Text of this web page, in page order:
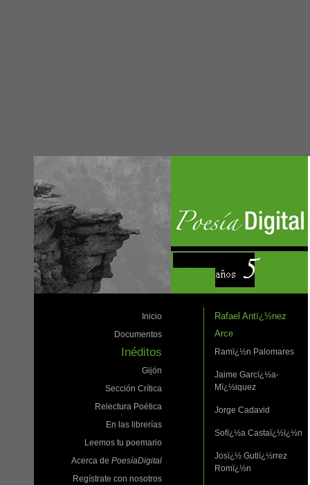
Inicio
Documentos
Inéditos
Gijón
Sección Crítica
Relectura Poética
En las librerías
Leemos tu poemario
Acerca de PoesíaDigital
Regístrate con nosotros
Rafael Antï¿½nez
Arce
Ramï¿½n Palomares
Jaime Garcï¿½a-
Mï¿½iquez
Jorge Cadavid
Sofï¿½a Castaï¿½ï¿½n
Josï¿½ Gutiï¿½rrez
Romï¿½n